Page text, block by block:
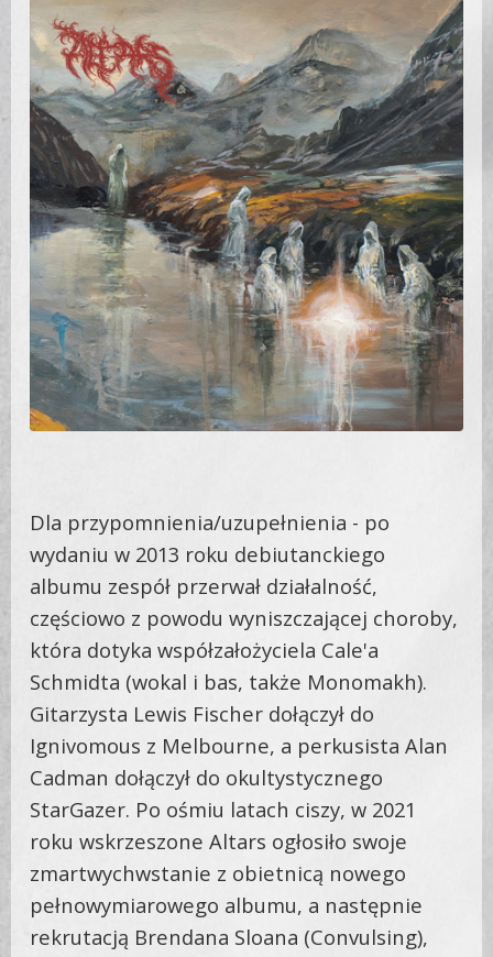
Dla przypomnienia/uzupełnienia - po
wydaniu w 2013 roku debiutanckiego
albumu zespół przerwał działalność,
częściowo z powodu wyniszczającej choroby,
która dotyka współzałożyciela Cale'a
Schmidta (wokal i bas, także Monomakh).
Gitarzysta Lewis Fischer dołączył do
Ignivomous z Melbourne, a perkusista Alan
Cadman dołączył do okultystycznego
StarGazer. Po ośmiu latach ciszy, w 2021
roku wskrzeszone Altars ogłosiło swoje
zmartwychwstanie z obietnicą nowego
pełnowymiarowego albumu, a następnie
rekrutacją Brendana Sloana (Convulsing),